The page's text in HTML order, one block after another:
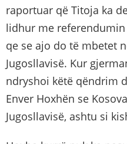
raportuar që Titoja ka
lidhur me
qe se ajo do të mbetet
Jugosllavisë. Kur
ndryshoi këtë qëndrim
Enver Hoxhën se
Jugosllavisë, ashtu si